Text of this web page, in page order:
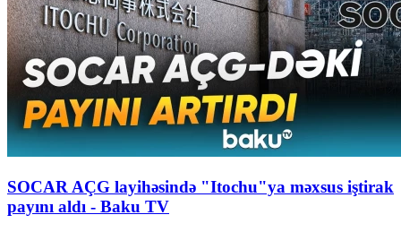
SOCAR AÇG layihəsində "Itochu"ya məxsus iştirak
payını aldı - Baku TV